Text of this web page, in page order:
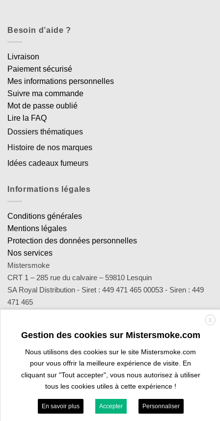
Besoin d’aide ?
Livraison
Paiement sécurisé
Mes informations personnelles
Suivre ma commande
Mot de passe oublié
Lire la FAQ
Dossiers thématiques
Histoire de nos marques
Idées cadeaux fumeurs
Informations légales
Conditions générales
Mentions légales
Protection des données personnelles
Nos services
Mistersmoke
CRT 1 – 285 rue du calvaire – 59810 Lesquin
SA Royal Distribution - Siret : 449 471 465 00053 - Siren : 449
471 465
sav@mistersmoke.com ou par téléphone au 03 20 90 56 55 du
lundi au vendredi de 9h à 17h.
Credit
Card
MasterCard
Apple
Pay
Bank
Transfer
Visa
Visa
Electron
X
Gestion des cookies sur Mistersmoke.com
Nous utilisons des cookies sur le site Mistersmoke.com
pour vous offrir la meilleure expérience de visite. En
cliquant sur "Tout accepter", vous nous autorisez à utiliser
tous les cookies utiles à cette expérience !
En savoir plus Accepter Personnaliser